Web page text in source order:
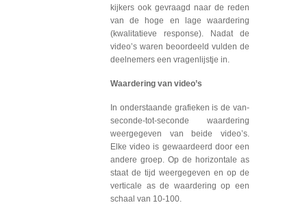
kijkers ook gevraagd naar de reden
van de hoge en lage waardering
(kwalitatieve response). Nadat de
video’s waren beoordeeld vulden de
deelnemers een vragenlijstje in.
Waardering van video’s
In onderstaande grafieken is de van-
seconde-tot-seconde waardering
weergegeven van beide video’s.
Elke video is gewaardeerd door een
andere groep. Op de horizontale as
staat de tijd weergegeven en op de
verticale as de waardering op een
schaal van 10-100.